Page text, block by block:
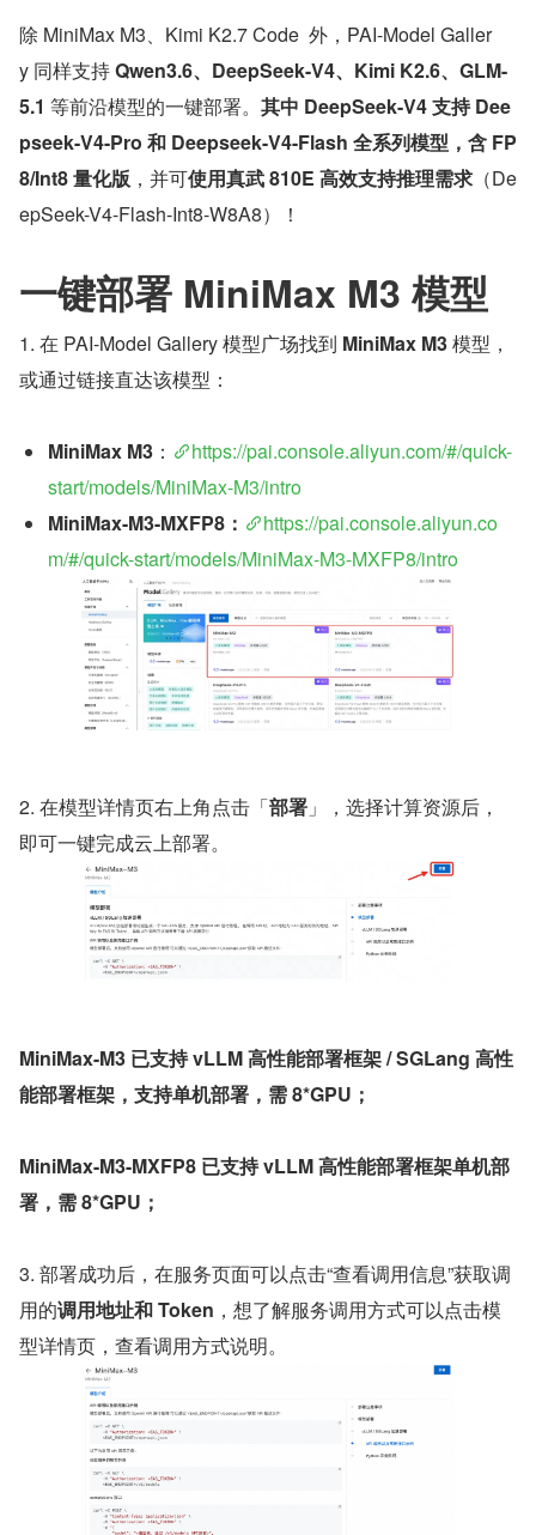
除 MiniMax M3、Kimi K2.7 Code  外，PAI-Model Galler
y 同样支持 Qwen3.6、DeepSeek-V4、Kimi K2.6、GLM-
5.1 等前沿模型的一键部署。 其中 DeepSeek-V4 支持 Dee
pseek-V4-Pro 和 Deepseek-V4-Flash 全系列模型，含 FP
8/Int8 量化版 ，并可使用真武 810E 高效支持推理需求 （De
epSeek-V4-Flash-Int8-W8A8）！
一键部署 MiniMax M3 模型
1. 在 PAI-Model Gallery 模型广场找到 MiniMax M3 模型，
或通过链接直达该模型：
MiniMax M3 ：
https://pai.console.aliyun.com/#/quick-
start/models/MiniMax-M3/intro
MiniMax-M3-MXFP8：
https://pai.console.aliyun.co
m/#/quick-start/models/MiniMax-M3-MXFP8/intro
2. 在模型详情页右上角点击「部署 」，选择计算资源后，
即可一键完成云上部署。
MiniMax-M3 已支持 vLLM 高性能部署框架 / SGLang 高性
能部署框架，支持单机部署，需 8*GPU；
MiniMax-M3-MXFP8 已支持 vLLM 高性能部署框架单机部
署，需 8*GPU；
3. 部署成功后，在服务页面可以点击“查看调用信息”获取调
用的调用地址和 Token ，想了解服务调用方式可以点击模
型详情页，查看调用方式说明。